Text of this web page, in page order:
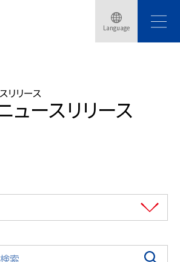
Language
リース
ジ始動
リリース
ュースリリース